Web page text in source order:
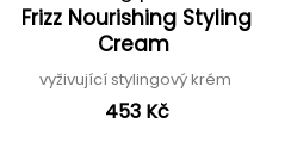
Frizz Nourishing Styling
Cream
vyživující stylingový krém
453 Kč